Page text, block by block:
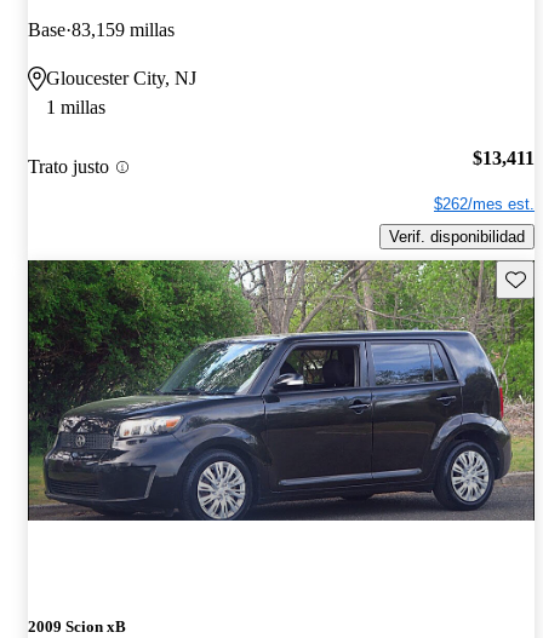
Base 83,159 millas
Gloucester City, NJ
1 millas
Trato justo $13,411
$262/mes est.
Verif. disponibilidad
2009 Scion xB